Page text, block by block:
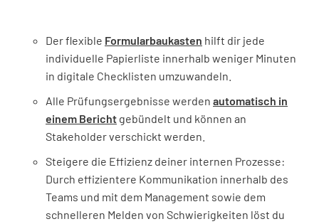
Der flexible Formularbaukasten hilft dir jede
individuelle Papierliste innerhalb weniger Minuten
in digitale Checklisten umzuwandeln.
Alle Prüfungsergebnisse werden automatisch in
einem Bericht gebündelt und können an
Stakeholder verschickt werden.
Steigere die Effizienz deiner internen Prozesse:
Durch effizientere Kommunikation innerhalb des
Teams und mit dem Management sowie dem
schnelleren Melden von Schwierigkeiten löst du